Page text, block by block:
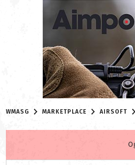
WMASG MARKETPLACE AIRSOFT